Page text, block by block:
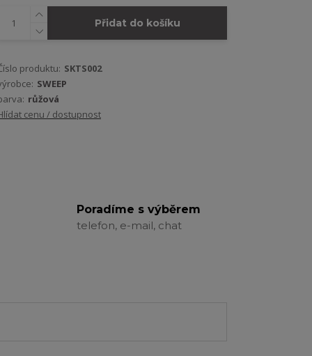
Přidat do košíku
produktu: SKTS002
SWEEP
růžová
cenu / dostupnost
Poradíme s výběrem
telefon, e-mail, chat